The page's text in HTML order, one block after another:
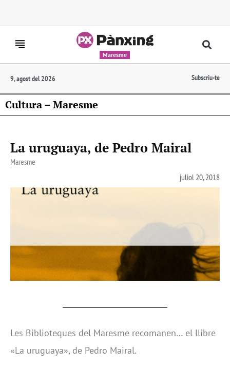
Maresme
9, agost del 2026 Subscriu-te
Cultura – Maresme
La uruguaya, de Pedro Mairal
Maresme
juliol 20, 2018
Les Biblioteques del Maresme recomanen… el llibre
«La uruguaya», de Pedro Mairal.